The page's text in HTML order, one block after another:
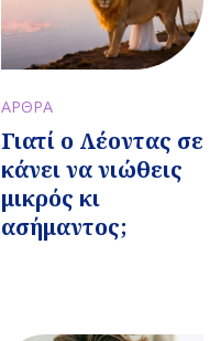
ΑΡΘΡΑ
Γιατί ο Λέοντας σε
κάνει να νιώθεις
μικρός κι
ασήμαντος;